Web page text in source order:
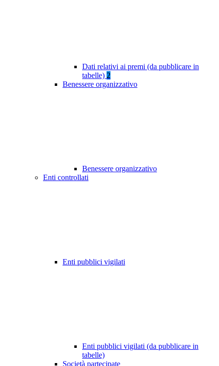
Dati relativi ai premi (da pubblicare in
tabelle) 2
Benessere organizzativo
Benessere organizzativo
Enti controllati
Enti pubblici vigilati
Enti pubblici vigilati (da pubblicare in
tabelle)
Società partecipate